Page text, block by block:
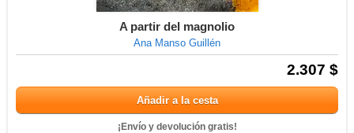
A partir del magnolio
Ana Manso Guillén
2.307 $
Añadir a la cesta
¡Envío y devolución gratis!